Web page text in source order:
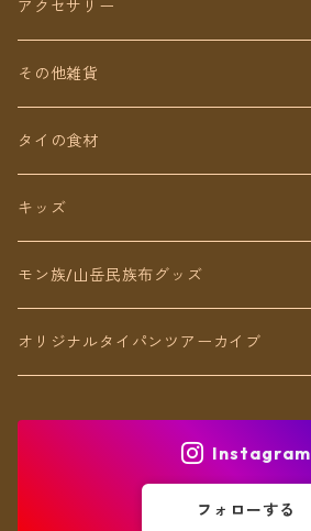
ショート丈
Baby&Kids
スカート
キッズ
アクセサリー
ピアス（イヤリング）
ネックレス
リング
ブレスレット
アンクレット
その他雑貨
タイの食材
キッズ
モン族/山岳民族布グッズ
オリジナルタイパンツアーカイブ
Instagram
フォローする